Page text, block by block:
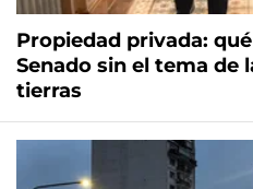
Propiedad privada:
Senado sin el tema de
tierras